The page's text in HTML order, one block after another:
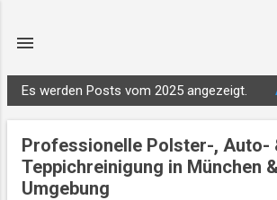
P
o
Es werden Posts vom 2025 angezeigt.
Professionelle Polster-, Auto-
Teppichreinigung in München
Umgebung